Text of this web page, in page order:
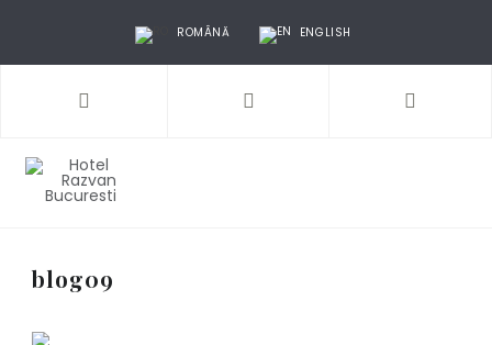
ROMÂNĂ ENGLISH
blog09